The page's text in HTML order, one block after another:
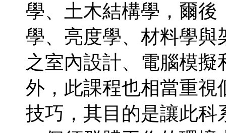
學、土木結構學，爾
學、亮度學、材料學
之室內設計、電腦模
外，此課程也相當重視
技巧，其目的是讓此科